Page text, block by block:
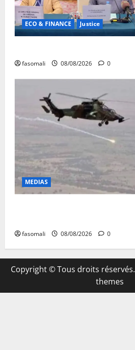
ECO & FINANCE Justice
fasomali 08/08/2026 0
MEDIAS
fasomali 08/08/2026 0
Copyright © Tous droits réservés.
themes